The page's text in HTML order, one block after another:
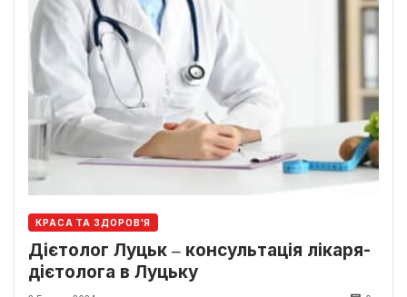
КРАСА ТА ЗДОРОВ'Я
Дієтолог Луцьк ‒ консультація лікаря-
дієтолога в Луцьку